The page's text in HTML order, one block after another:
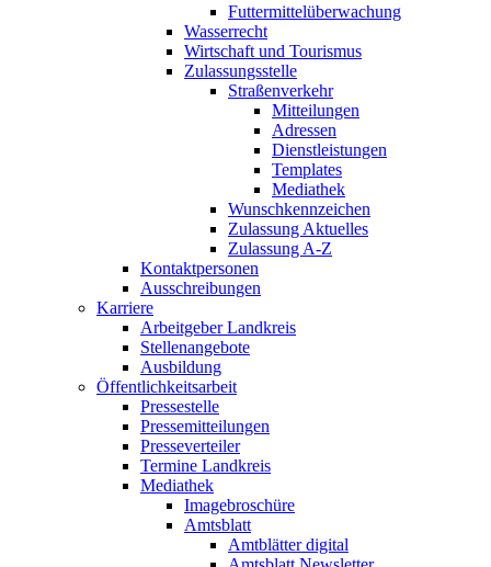
Futtermittelüberwachung
Wasserrecht
Wirtschaft und Tourismus
Zulassungsstelle
Straßenverkehr
Mitteilungen
Adressen
Dienstleistungen
Templates
Mediathek
Wunschkennzeichen
Zulassung Aktuelles
Zulassung A-Z
Kontaktpersonen
Ausschreibungen
Karriere
Arbeitgeber Landkreis
Stellenangebote
Ausbildung
Öffentlichkeitsarbeit
Pressestelle
Pressemitteilungen
Presseverteiler
Termine Landkreis
Mediathek
Imagebroschüre
Amtsblatt
Amtblätter digital